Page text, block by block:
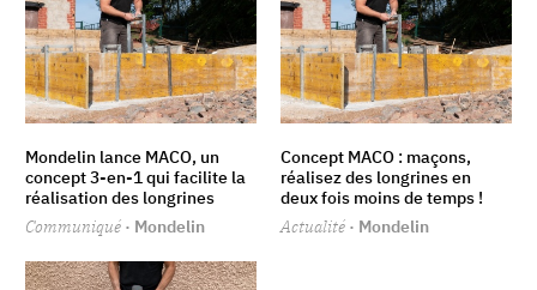
Mondelin lance MACO, un
concept 3-en-1 qui facilite la
réalisation des longrines
Communiqué · Mondelin
Concept MACO : maçons,
réalisez des longrines en
deux fois moins de temps !
Actualité · Mondelin